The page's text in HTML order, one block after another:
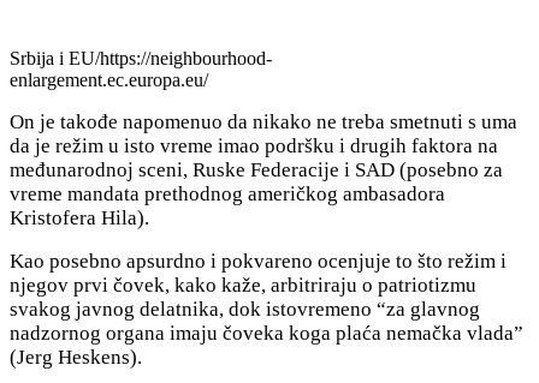
Srbija i EU/https://neighbourhood-
enlargement.ec.europa.eu/
On je takođe napomenuo da nikako ne treba smetnuti s uma
da je režim u isto vreme imao podršku i drugih faktora na
međunarodnoj sceni, Ruske Federacije i SAD (posebno za
vreme mandata prethodnog američkog ambasadora
Kristofera Hila).
Kao posebno apsurdno i pokvareno ocenjuje to što režim i
njegov prvi čovek, kako kaže, arbitriraju o patriotizmu
svakog javnog delatnika, dok istovremeno “za glavnog
nadzornog organa imaju čoveka koga plaća nemačka vlada”
(Jerg Heskens).